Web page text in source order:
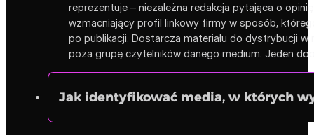
reprezentuje – niezależna redakcja pytająca o
wzmacniający profil linkowy firmy w sposób,
po publikacji. Dostarcza materiału do dystrybucji
poza grupę czytelników danego medium. Jeden
Jak identyfikować media, w których